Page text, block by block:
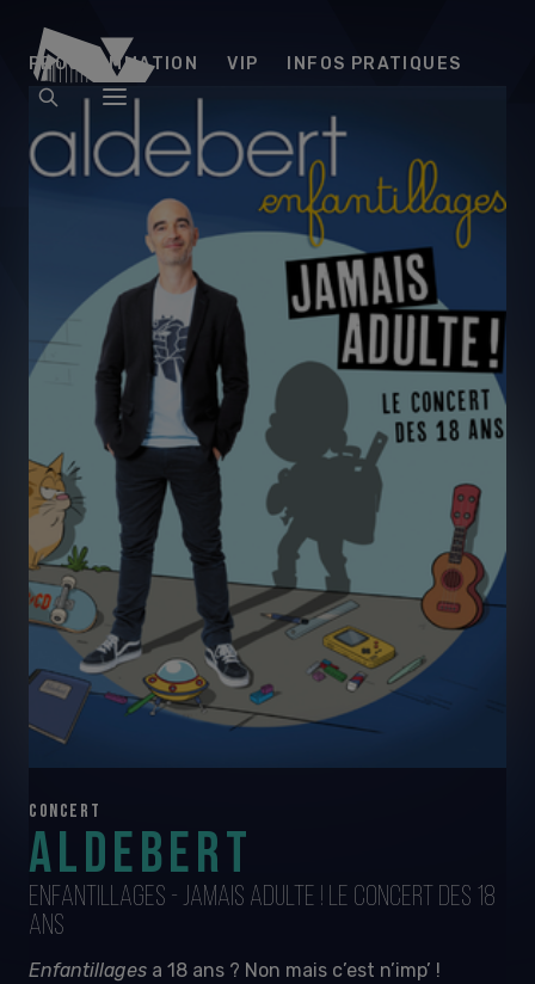
Arena
Futuroscope
PROGRAMMATION VIP INFOS PRATIQUES
CONCERT
ALDEBERT
ENFANTILLAGES - JAMAIS ADULTE ! LE CONCERT DES 18
ANS
Enfantillages a 18 ans ? Non mais c’est n’imp’ !